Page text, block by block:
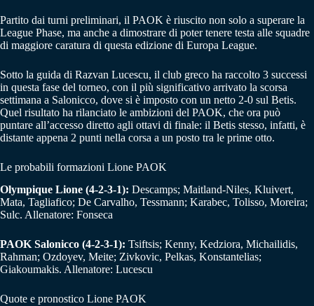
Partito dai turni preliminari, il PAOK è riuscito non solo a superare la
League Phase, ma anche a dimostrare di poter tenere testa alle squadre
di maggiore caratura di questa edizione di Europa League.
Sotto la guida di Razvan Lucescu, il club greco ha raccolto 3 successi
in questa fase del torneo, con il più significativo arrivato la scorsa
settimana a Salonicco, dove si è imposto con un netto 2-0 sul Betis.
Quel risultato ha rilanciato le ambizioni del PAOK, che ora può
puntare all’accesso diretto agli ottavi di finale: il Betis stesso, infatti, è
distante appena 2 punti nella corsa a un posto tra le prime otto.
Le probabili formazioni Lione PAOK
Olympique Lione (4-2-3-1): Descamps; Maitland-Niles, Kluivert,
Mata, Tagliafico; De Carvalho, Tessmann; Karabec, Tolisso, Moreira;
Sulc. Allenatore: Fonseca
PAOK Salonicco (4-2-3-1): Tsiftsis; Kenny, Kedziora, Michailidis,
Rahman; Ozdoyev, Meite; Zivkovic, Pelkas, Konstantelias;
Giakoumakis. Allenatore: Lucescu
Quote e pronostico Lione PAOK